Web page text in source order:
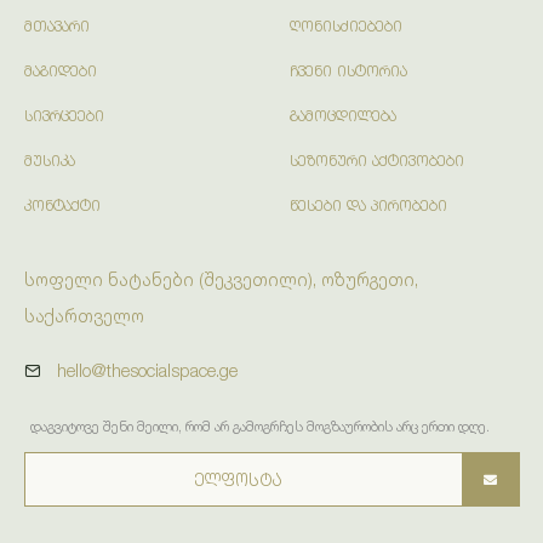
ᲛᲗᲐᲕᲐᲠᲘ ᲦᲝᲜᲘᲡᲫᲘᲔᲑᲔᲑᲘ
ᲛᲐᲒᲘᲓᲔᲑᲘ ᲩᲕᲔᲜᲘ ᲘᲡᲢᲝᲠᲘᲐ
ᲡᲘᲕᲠᲪᲔᲔᲑᲘ ᲒᲐᲛᲝᲪᲓᲘᲚᲔᲑᲐ
ᲛᲣᲡᲘᲙᲐ ᲡᲔᲖᲝᲜᲣᲠᲘ ᲐᲥᲢᲘᲕᲝᲑᲔᲑᲘ
ᲙᲝᲜᲢᲐᲥᲢᲘ ᲬᲔᲡᲔᲑᲘ ᲓᲐ ᲞᲘᲠᲝᲑᲔᲑᲘ
სოფელი ნატანები (შეკვეთილი), ოზურგეთი,
საქართველო
hello@thesocialspace.ge
დაგვიტოვე შენი მეილი, რომ არ გამოგრჩეს მოგზაურობის არც ერთი დღე.